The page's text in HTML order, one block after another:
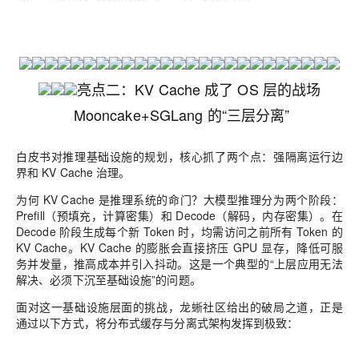
亮点二：KV Cache 成了 OS 层的战场
Mooncake+SGLang 的“三层分离”
白皮书对推理基础设施的规划，核心抓了两个点：强隔离运行边
界和 KV Cache 治理。
为何 KV Cache 是推理系统的命门？大模型推理分为两个阶段：
Prefill（预填充，计算密集）和 Decode（解码，内存密集）。在
Decode 阶段生成每个新 Token 时，均需访问之前所有 Token 的
KV Cache。KV Cache 的膨胀会直接挤压 GPU 显存，降低可服
务并发量，推高成本并引入抖动。这是一个典型的“上层应用无法
解决、必须下沉至基础设施”的问题。
面对这一基础设施层面的挑战，龙蜥社区给出的破局之道，正是
通过以下方式，将分布式缓存与分离式架构发挥到极致：